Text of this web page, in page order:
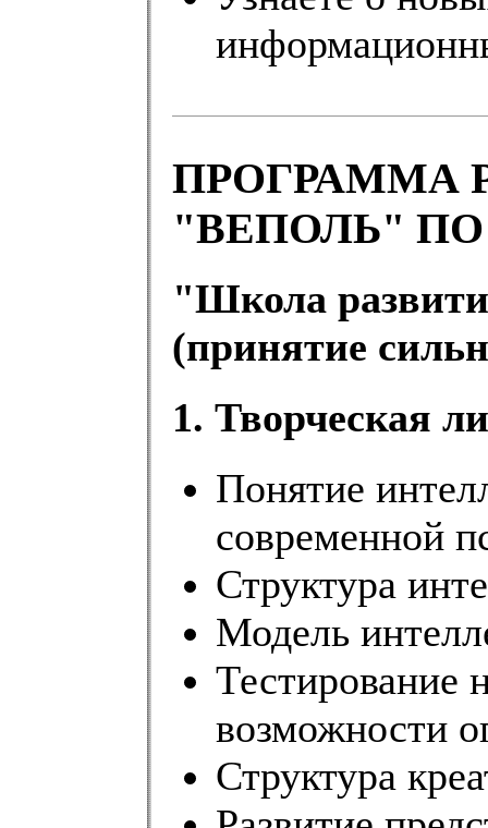
ПРОГРАММА
"ВЕПОЛЬ"
"Школа
(принятие
1. Творческая
Понятие
современной
Структура
Модель
Тестирование
возможности
Структура